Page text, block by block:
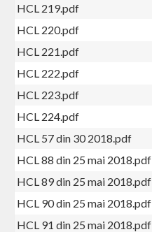
HCL 219.pdf
HCL 220.pdf
HCL 221.pdf
HCL 222.pdf
HCL 223.pdf
HCL 224.pdf
HCL 57 din 30 2018.pdf
HCL 88 din 25 mai 2018.pdf
HCL 89 din 25 mai 2018.pdf
HCL 90 din 25 mai 2018.pdf
HCL 91 din 25 mai 2018.pdf